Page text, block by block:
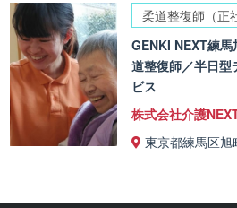
柔道整復師（正
GENKI NEXT練馬
道整復師／半日型
ビス
株式会社介護
東京都練馬区